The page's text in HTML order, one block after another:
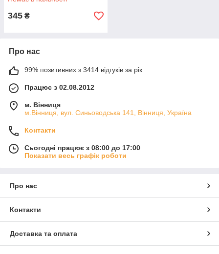
345 ₴
Про нас
99% позитивних з 3414 відгуків за рік
Працює з 02.08.2012
м. Вінниця
м.Вінниця, вул. Синьоводська 141, Вінниця, Україна
Контакти
Сьогодні працює з 08:00 до 17:00
Показати весь графік роботи
Про нас
Контакти
Доставка та оплата